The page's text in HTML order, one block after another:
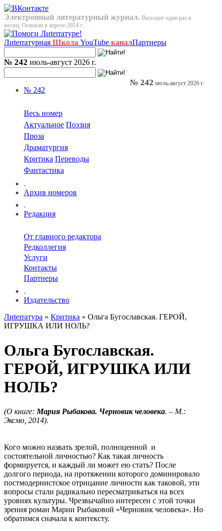
Электронный литературный журнал. Выходит один раз в
месяц. Основан в апреле 2014 г.
Лиterraтурная Школа YouTube каналПартнеры
№ 242 июль-август 2026 г.
№ 242
Весь номер
Актуальное Поэзия
Проза
Драматургия
Критика Переводы
Фантастика
.
Архив номеров
.
Редакция
От главного редактора
Редколлегия
Услуги
Контакты
Партнеры
.
Издательство
№ 242 июль-август 2026 г.
Лиterraтура » Критика » Ольга Бугославская. ГЕРОЙ,
ИГРУШКА ИЛИ НОЛЬ?
Ольга Бугославская.
ГЕРОЙ, ИГРУШКА ИЛИ
НОЛЬ?
(О книге: Мария Рыбакова. Черновик человека. – М.:
Эксмо, 2014).
Кого можно назвать зрелой, полноценной и
состоятельной личностью? Как такая личность
формируется, и каждый ли может ею стать? После
долгого периода, на протяжении которого доминировало
постмодернистское отрицание личности как таковой, эти
вопросы стали радикально пересматриваться на всех
уровнях культуры. Чрезвычайно интересен с этой точки
зрения роман Марии Рыбаковой «Черновик человека». Но
обратимся сначала к контексту.